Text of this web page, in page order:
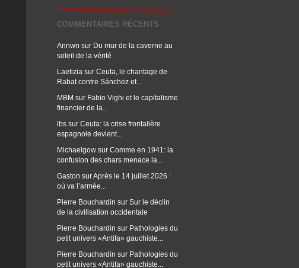
COMMENTAIRES RÉCENTS
Annwn sur Du mur de la caverne au
soleil de la vérité
Laetizia sur Ceuta, le chantage de
Rabat contre Sánchez et...
MBM sur Fabio Vighi et le capitalisme
financier de la...
lbs sur Ceuta: la crise frontalière
espagnole devient...
Michaelgow sur Comme en 1941: la
confusion des chars menace la...
Gaston surAprès le 14 juillet 2026 :
où va l’armée...
Pierre Bouchardin sur Sur le déclin
de la civilisation occidentale
Pierre Bouchardin sur Pathologies du
petit univers «Antifa» gauchiste...
Pierre Bouchardin sur Pathologies du
petit univers «Antifa» gauchiste...